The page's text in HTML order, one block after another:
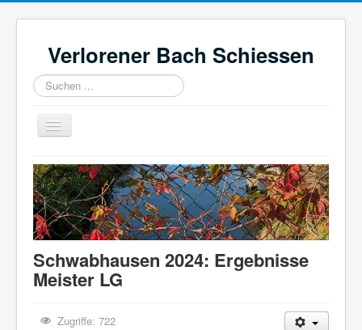
Verlorener Bach Schiessen
Suchen
...
Navigation
an/aus
Home
REGELWERK
ERGEBNISSE
HISTORIE
IMPRESSUM
Schwabhausen 2024: Ergebnisse
Meister LG
Zugriffe: 722